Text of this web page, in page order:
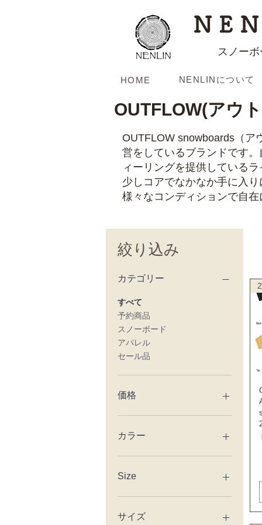
スノー
HOME NENLINについて
OUTFLOW(アウ
OUTFLOW snowboards（ア
営をしているブランドです
ィーリングを提供している
少しコアでなかなか手に入
様々なコンディションで自
絞り込み
カテゴリー
すべて
予約商品
スノーボード
アパレル
セール品
価格
カラー
Size
143.5
145.5
サイズ